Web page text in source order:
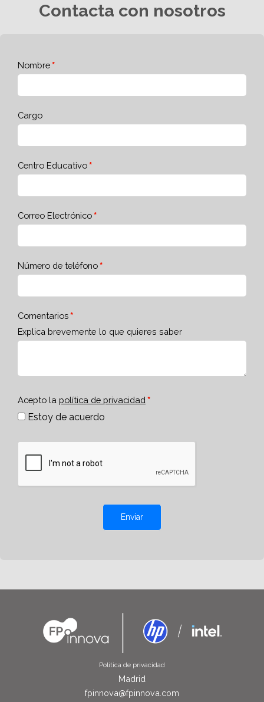
Contacta con nosotros
Nombre
Cargo
Centro Educativo
Correo Electrónico
Número de teléfono
Comentarios
Explica brevemente lo que quieres saber
Acepto la política de privacidad
Estoy de acuerdo
Enviar
Política de privacidad
Madrid
fpinnova@fpinnova.com